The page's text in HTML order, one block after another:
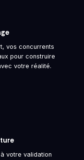
vos concurrents
pour construire
votre réalité.
votre validation